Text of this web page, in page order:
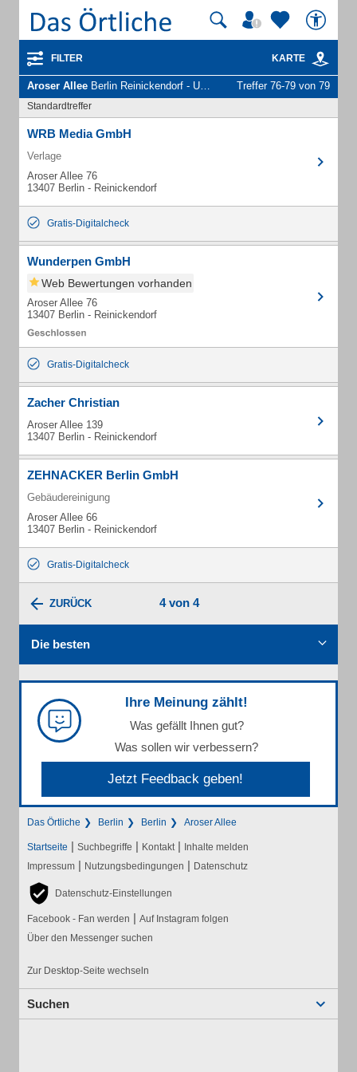
FILTER KARTE
Aroser Allee Berlin Reinickendorf - Unternehmen und Personen Treffer 76-79 von 79
Standardtreffer
WRB Media GmbH
Verlage
Aroser Allee 76
13407 Berlin - Reinickendorf
Gratis-Digitalcheck
Wunderpen GmbH
Web Bewertungen vorhanden
Aroser Allee 76
13407 Berlin - Reinickendorf
Gratis-Digitalcheck
Zacher Christian
Aroser Allee 139
13407 Berlin - Reinickendorf
ZEHNACKER Berlin GmbH
Gebäudereinigung
Aroser Allee 66
13407 Berlin - Reinickendorf
Gratis-Digitalcheck
ZURÜCK 4 von 4
Die besten
Ihre Meinung zählt!
Was gefällt Ihnen gut?
Was sollen wir verbessern?
Jetzt Feedback geben!
Das Örtliche Berlin Berlin Aroser Allee
Startseite | Suchbegriffe | Kontakt | Inhalte melden
Impressum | Nutzungsbedingungen | Datenschutz
Datenschutz-Einstellungen
Facebook - Fan werden | Auf Instagram folgen
Über den Messenger suchen
Zur Desktop-Seite wechseln
Suchen